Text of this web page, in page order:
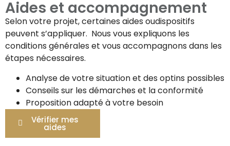
Aides et accompagnement
Selon votre projet, certaines aides oudispositifs
peuvent s’appliquer. Nous vous expliquons les
conditions générales et vous accompagnons dans les
étapes nécessaires.
Analyse de votre situation et des optins possibles
Conseils sur les démarches et la conformité
Proposition adapté à votre besoin
Vérifier mes
aides